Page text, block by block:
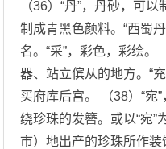
（36）“丹”，丹砂，可
制成青黑色颜料。“西蜀
名。“采”，彩色，彩绘。
器、站立傧从的地方。“
买府库后宫。 （38）“宛
绕珍珠的发簪。或以“宛”
市）地出产的珍珠所作装